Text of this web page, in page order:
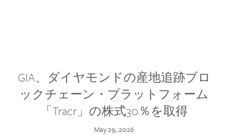
GIA、ダイヤモンドの産地追跡ブロ
ックチェーン・プラットフォーム
「Tracr」の株式30％を取得
May 29, 2026